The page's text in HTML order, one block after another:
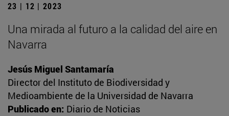
23 | 12 | 2023
Una mirada al futuro a la calidad del aire en
Navarra
Jesús Miguel Santamaría
Director del Instituto de Biodiversidad y
Medioambiente de la Universidad de Navarra
Publicado en: Diario de Noticias